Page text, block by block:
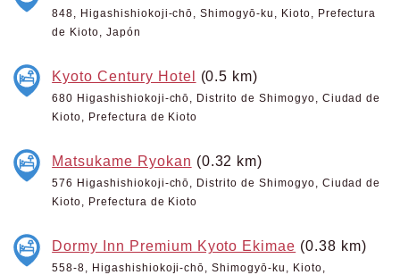
848, Higashishiokoji-chō, Shimogyō-ku, Kioto, Prefectura
de Kioto, Japón
Kyoto Century Hotel (0.5 km)
680 Higashishiokoji-chō, Distrito de Shimogyo, Ciudad de
Kioto, Prefectura de Kioto
Matsukame Ryokan (0.32 km)
576 Higashishiokoji-chō, Distrito de Shimogyo, Ciudad de
Kioto, Prefectura de Kioto
Dormy Inn Premium Kyoto Ekimae (0.38 km)
558-8, Higashishiokoji-chō, Shimogyō-ku, Kioto,